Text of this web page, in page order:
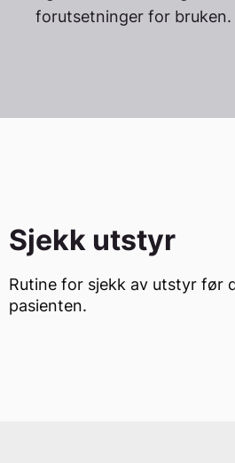
forutsetninger for bruken.
Sjekk utstyr
Rutine for sjekk av utstyr før
pasienten.